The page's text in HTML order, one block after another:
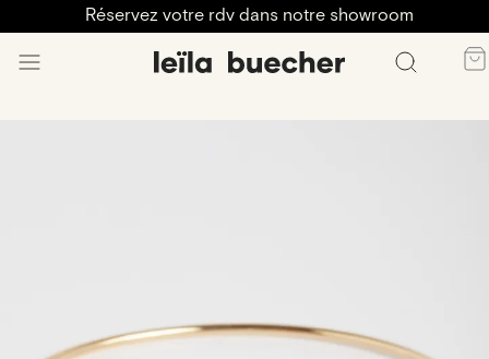
Réservez votre rdv dans notre showroom